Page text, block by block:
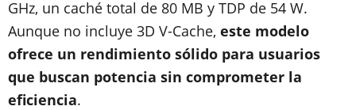
GHz, un caché total de 80 MB y TDP de 54 W.
Aunque no incluye 3D V-Cache, este modelo
ofrece un rendimiento sólido para usuarios
que buscan potencia sin comprometer la
eficiencia.